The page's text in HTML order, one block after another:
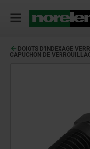
DOIGTS D'INDEXAGE
CAPUCHON DE